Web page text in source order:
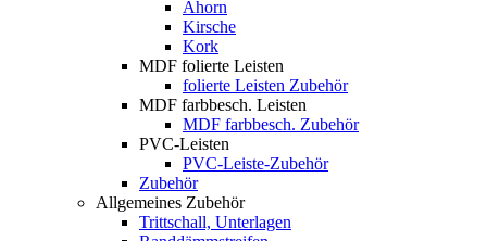
Ahorn
Kirsche
Kork
MDF folierte Leisten
folierte Leisten Zubehör
MDF farbbesch. Leisten
MDF farbbesch. Zubehör
PVC-Leisten
PVC-Leiste-Zubehör
Zubehör
Allgemeines Zubehör
Trittschall, Unterlagen